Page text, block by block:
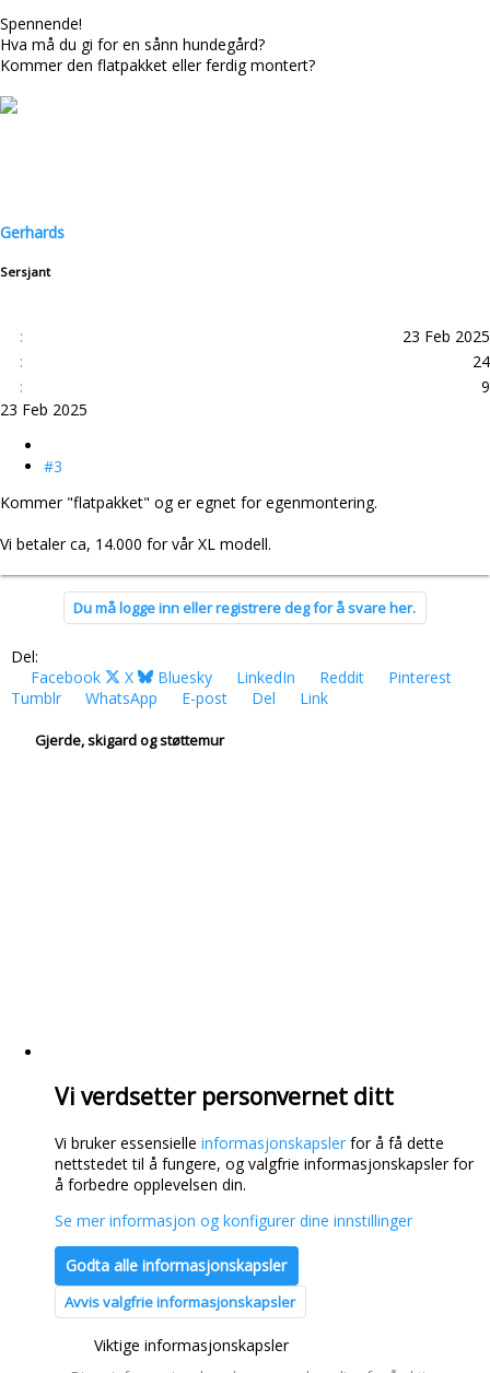
Spennende!
Hva må du gi for en sånn hundegård?
Kommer den flatpakket eller ferdig montert?
Gerhards
Sersjant
23 Feb 2025
24
9
23 Feb 2025
#3
Kommer "flatpakket" og er egnet for egenmontering.
Vi betaler ca, 14.000 for vår XL modell.
Du må logge inn eller registrere deg for å svare her.
Del:
Facebook
X Bluesky LinkedIn Reddit
Pinterest
Tumblr
WhatsApp E-post Del Link
Gjerde, skigard og støttemur
Vi verdsetter personvernet ditt
Vi bruker essensielle informasjonskapsler for å få dette
nettstedet til å fungere, og valgfrie informasjonskapsler for
å forbedre opplevelsen din.
Se mer informasjon og konfigurer dine innstillinger
Godta alle informasjonskapsler
Avvis valgfrie informasjonskapsler
Viktige informasjonskapsler